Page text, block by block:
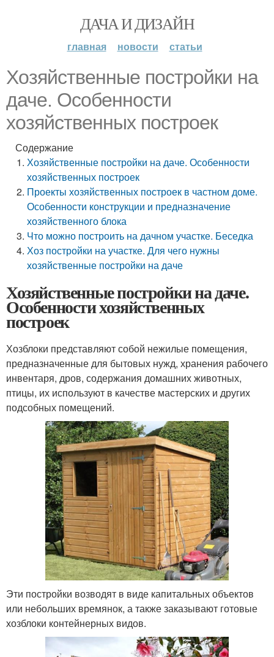
ДАЧА И ДИЗАЙН
главная новости статьи
Хозяйственные постройки на
даче. Особенности
хозяйственных построек
Содержание
Хозяйственные постройки на даче. Особенности
хозяйственных построек
Проекты хозяйственных построек в частном доме.
Особенности конструкции и предназначение
хозяйственного блока
Что можно построить на дачном участке. Беседка
Хоз постройки на участке. Для чего нужны
хозяйственные постройки на даче
Хозяйственные постройки на даче.
Особенности хозяйственных
построек
Хозблоки представляют собой нежилые помещения,
предназначенные для бытовых нужд, хранения рабочего
инвентаря, дров, содержания домашних животных,
птицы, их используют в качестве мастерских и других
подсобных помещений.
Эти постройки возводят в виде капитальных объектов
или небольших времянок, а также заказывают готовые
хозблоки контейнерных видов.